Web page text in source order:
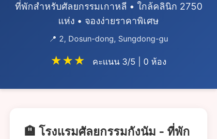
ที่พักสำหรับศัลยกรรมเกาหลี • ใกล้คลินิก 2750
แห่ง • จองง่ายราคาพิเศษ
📍 2, Dosun-dong, Sungdong-gu
★★★ คะแนน 3/5 | 0 ห้อง
🏨 โรงแรมศัลยกรรมกังนัม - ที่พัก